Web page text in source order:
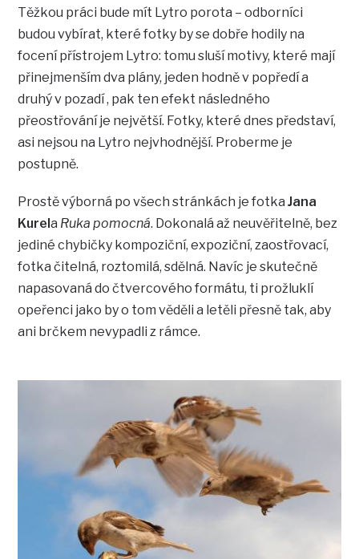
Těžkou práci bude mít Lytro porota – odborníci
budou vybírat, které fotky by se dobře hodily na
focení přístrojem Lytro: tomu sluší motivy, které mají
přinejmenším dva plány, jeden hodně v popředí a
druhý v pozadí , pak ten efekt následného
přeostřování je největší. Fotky, které dnes představí,
asi nejsou na Lytro nejvhodnější. Proberme je
postupně.
Prostě výborná po všech stránkách je fotkaJana
Kurela Ruka pomocná. Dokonalá až neuvěřitelně, bez
jediné chybičky kompoziční, expoziční, zaostřovací,
fotka čitelná, roztomilá, sdělná. Navíc je skutečně
napasovaná do čtvercového formátu, ti prožluklí
opeřenci jako by o tom věděli a letěli přesně tak, aby
ani brčkem nevypadli z rámce.